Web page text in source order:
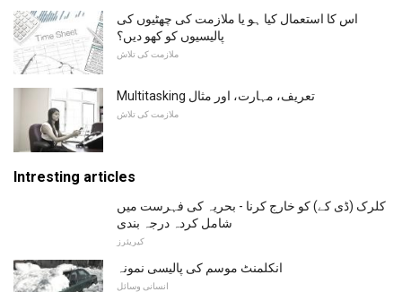
اس کا استعمال کیا ہو یا ملازمت کی چھٹیوں کی
پالیسیوں کو کھو دیں؟
ملازمت کی تلاش
Multitasking تعریف، مہارت، اور مثال
ملازمت کی تلاش
Intresting articles
کلرک (ڈی کے) کو خارج کرنا - بحریہ کی فہرست میں
شامل کردہ درجہ بندی
کیریئرز
انکلمنٹ موسم کی پالیسی نمونہ
انسانی وسائل